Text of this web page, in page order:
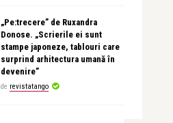
„Pe:trecere” de Ruxandra
Donose. „Scrierile ei sunt
stampe japoneze, tablouri care
surprind arhitectura umană în
devenire”
de revistatango